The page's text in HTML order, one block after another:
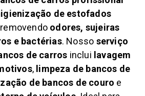
de estofados
odores, sujeiras
e bactérias. Nosso serviço
de carros inclui lavagem
, limpeza de bancos de
de bancos de couro e